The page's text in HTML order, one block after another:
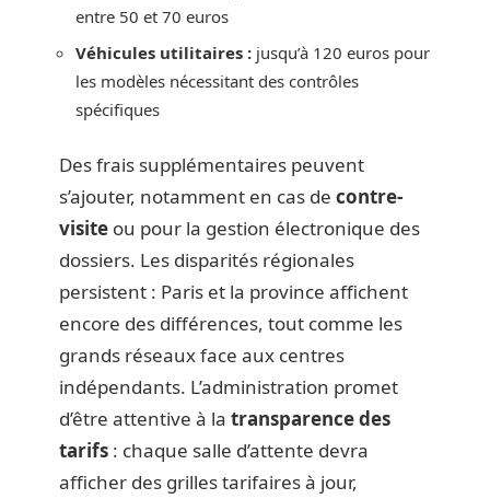
entre 50 et 70 euros
Véhicules utilitaires : jusqu’à 120 euros pour
les modèles nécessitant des contrôles
spécifiques
Des frais supplémentaires peuvent
s’ajouter, notamment en cas de contre-
visite ou pour la gestion électronique des
dossiers. Les disparités régionales
persistent : Paris et la province affichent
encore des différences, tout comme les
grands réseaux face aux centres
indépendants. L’administration promet
d’être attentive à la transparence des
tarifs : chaque salle d’attente devra
afficher des grilles tarifaires à jour,